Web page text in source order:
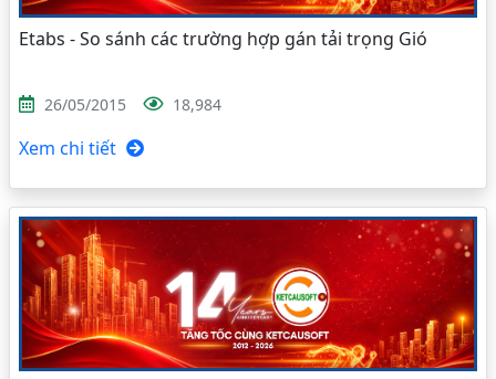
Etabs - So sánh các trường hợp gán tải trọng Gió
26/05/2015 18,984
Xem chi tiết